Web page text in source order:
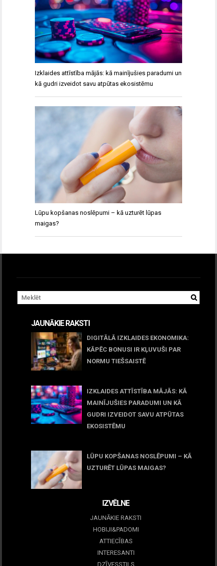
Izklaides attīstība mājās: kā mainījušies paradumi un
kā gudri izveidot savu atpūtas ekosistēmu
Lūpu kopšanas noslēpumi – kā uzturēt lūpas
maigas?
JAUNĀKIE RAKSTI
DIGITĀLĀ IZKLAIDES EKONOMIKA:
KĀPĒC BONUSI IR KĻUVUŠI PAR
NORMU TIEŠSAISTĒ
IZKLAIDES ATTĪSTĪBA MĀJĀS: KĀ
MAINĪJUŠIES PARADUMI UN KĀ
GUDRI IZVEIDOT SAVU ATPŪTAS
EKOSISTĒMU
LŪPU KOPŠANAS NOSLĒPUMI – KĀ
UZTURĒT LŪPAS MAIGAS?
IZVĒLNE
JAUNĀKIE RAKSTI
HOBIJI&PADOMI
ATTIECĪBAS
INTERESANTI
DZĪVESSTILS